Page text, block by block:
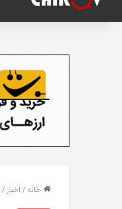
خانه/اخبار/